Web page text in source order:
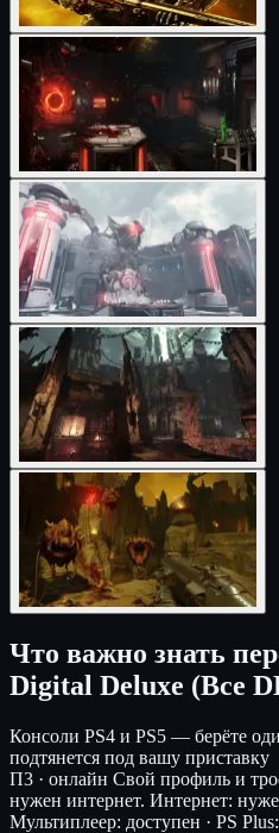
Что важно знать
Digital Deluxe (Все
Консоли PS4 и PS5 — берёте
подтянется под вашу приставку
П3 · онлайн Свой профиль и
нужен интернет. Интернет:
Мультиплеер: доступен · PS